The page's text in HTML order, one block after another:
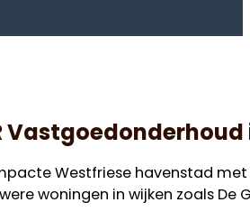
Vastgoedonderhoud
Westfriese havenstad
woningen in wijken zoals